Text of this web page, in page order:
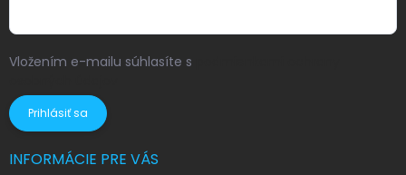
Vložením e-mailu súhlasíte s
Prihlásiť sa
INFORMÁCIE PRE VÁS